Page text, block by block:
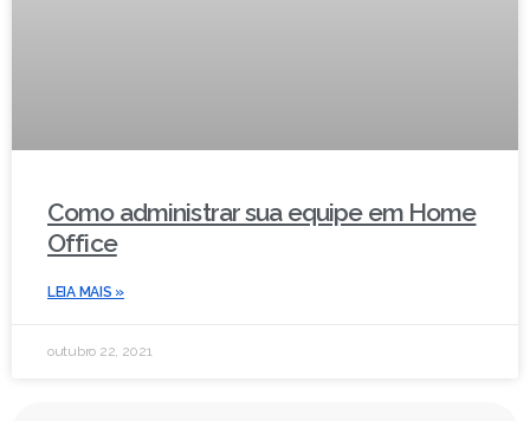
Como administrar sua equipe em Home
Office
LEIA MAIS »
outubro 22, 2021